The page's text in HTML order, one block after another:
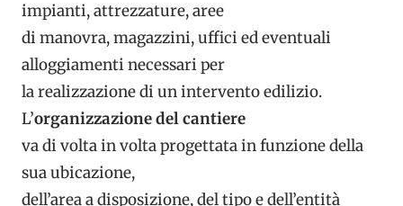
impianti, attrezzature, aree
di manovra, magazzini, uffici ed eventuali
alloggiamenti necessari per
la realizzazione di un intervento edilizio.
L’organizzazione del cantiere
va di volta in volta progettata in funzione della
sua ubicazione,
dell’area a disposizione, del tipo e dell’entità